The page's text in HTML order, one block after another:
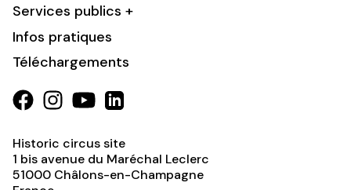
Services publics +
Infos pratiques
Téléchargements
Historic circus site
1 bis avenue du Maréchal Leclerc
51000 Châlons-en-Champagne